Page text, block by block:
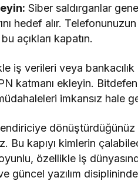
Siber saldırganlar
hedef alır.
açıkları kapatın.
iş verileri veya
katmanı ekleyin.
imkansız hale
dönüştürdüğünüz
Bu kapıyı kimlerin
özellikle iş
güncel yazılım